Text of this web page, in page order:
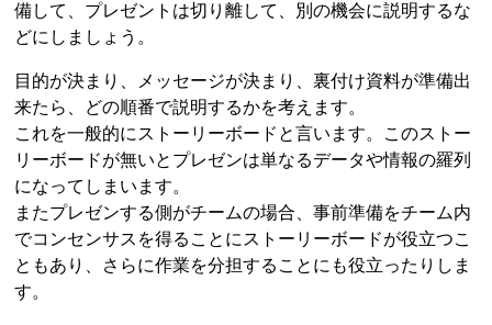
備して、プレゼントは切り離して、別の機会に説明するな
どにしましょう。
目的が決まり、メッセージが決まり、裏付け資料が準備出
来たら、どの順番で説明するかを考えます。
これを一般的にストーリーボードと言います。このストー
リーボードが無いとプレゼンは単なるデータや情報の羅列
になってしまいます。
またプレゼンする側がチームの場合、事前準備をチーム内
でコンセンサスを得ることにストーリーボードが役立つこ
ともあり、さらに作業を分担することにも役立ったりしま
す。